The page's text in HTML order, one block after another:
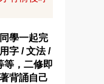
學一起完
字 / 文法 /
等，二修即
背誦自己